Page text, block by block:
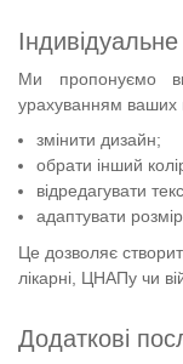
Ми пропонуємо
урахуванням ваших
змінити дизайн;
обрати інший
відредагувати
адаптувати
Це дозволяє
лікарні, ЦНАПу чи
Додаткові